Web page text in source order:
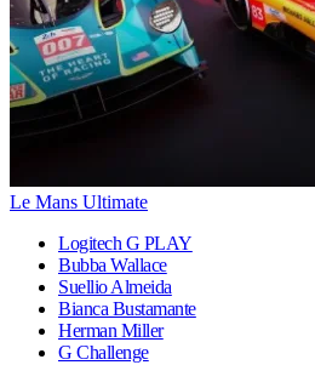
Le Mans Ultimate
Logitech G PLAY
Bubba Wallace
Suellio Almeida
Bianca Bustamante
Herman Miller
G Challenge